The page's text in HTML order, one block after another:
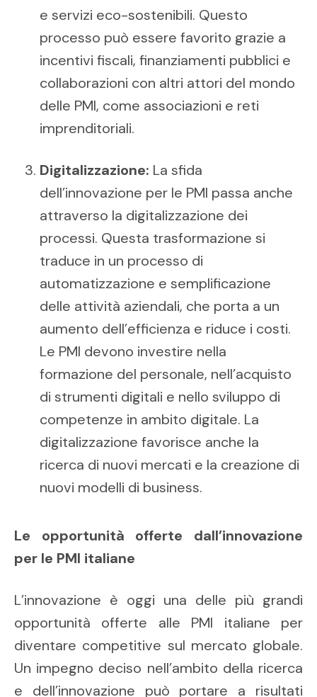
e servizi eco-sostenibili. Questo
processo può essere favorito grazie a
incentivi fiscali, finanziamenti pubblici e
collaborazioni con altri attori del mondo
delle PMI, come associazioni e reti
imprenditoriali.
Digitalizzazione: La sfida
dell’innovazione per le PMI passa anche
attraverso la digitalizzazione dei
processi. Questa trasformazione si
traduce in un processo di
automatizzazione e semplificazione
delle attività aziendali, che porta a un
aumento dell’efficienza e riduce i costi.
Le PMI devono investire nella
formazione del personale, nell’acquisto
di strumenti digitali e nello sviluppo di
competenze in ambito digitale. La
digitalizzazione favorisce anche la
ricerca di nuovi mercati e la creazione di
nuovi modelli di business.
Le opportunità offerte dall’innovazione
per le PMI italiane
L’innovazione è oggi una delle più grandi
opportunità offerte alle PMI italiane per
diventare competitive sul mercato globale.
Un impegno deciso nell’ambito della ricerca
e dell’innovazione può portare a risultati